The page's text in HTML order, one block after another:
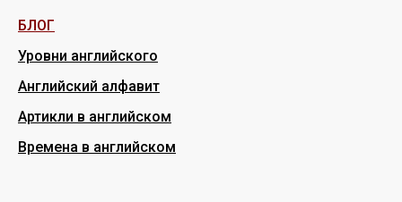
БЛОГ
Уровни английского
Английский алфавит
Артикли в английском
Времена в английском